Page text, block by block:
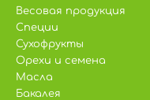
Весовая продукция
Специи
Сухофрукты
Орехи и семена
Масла
Бакалея